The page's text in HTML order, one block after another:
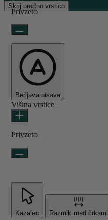
Skrij orodno vrstico
Privzeto
Berljava pisava
Višina vrstice
Privzeto
Kazalec Razmik med črkami